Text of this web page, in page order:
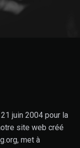
juin 2004 pour la
site web créé
met à